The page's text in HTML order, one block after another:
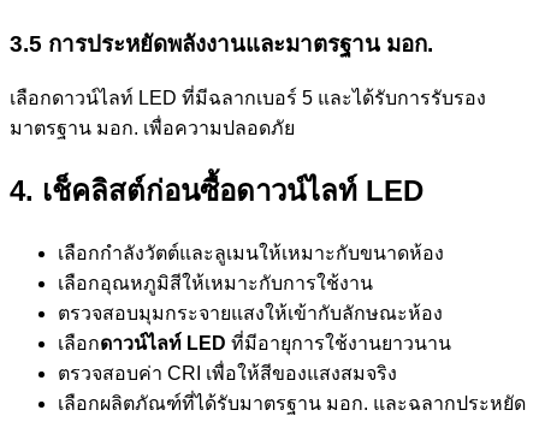
3.5 การประหยัดพลังงานและมาตรฐาน มอก.
เลือกดาวน์ไลท์ LED ที่มีฉลากเบอร์ 5 และได้รับการรับรอง
มาตรฐาน มอก. เพื่อความปลอดภัย
4. เช็คลิสต์ก่อนซื้อดาวน์ไลท์ LED
เลือกกำลังวัตต์และลูเมนให้เหมาะกับขนาดห้อง
เลือกอุณหภูมิสีให้เหมาะกับการใช้งาน
ตรวจสอบมุมกระจายแสงให้เข้ากับลักษณะห้อง
เลือกดาวน์ไลท์ LED ที่มีอายุการใช้งานยาวนาน
ตรวจสอบค่า CRI เพื่อให้สีของแสงสมจริง
เลือกผลิตภัณฑ์ที่ได้รับมาตรฐาน มอก. และฉลากประหยัด